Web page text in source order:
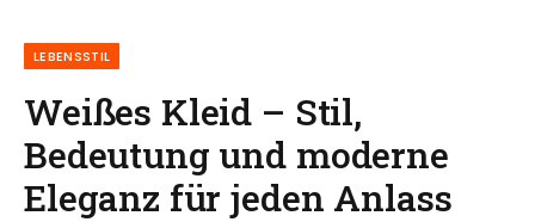
LEBENSSTIL
Weißes Kleid – Stil,
Bedeutung und moderne
Eleganz für jeden Anlass